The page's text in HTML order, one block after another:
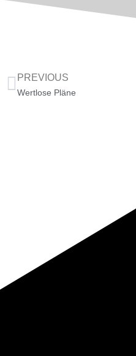
PREVIOUS
Wertlose Pläne